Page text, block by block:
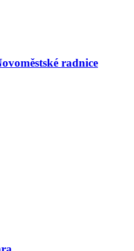
radnice